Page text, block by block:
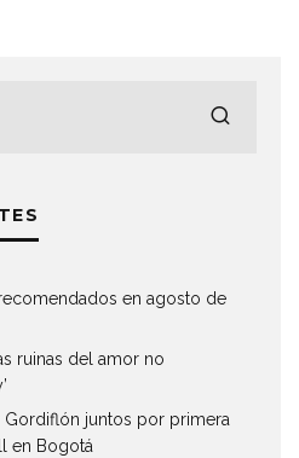
en agosto de
ruinas del amor no
Gordiflón juntos por primera
en Bogotá